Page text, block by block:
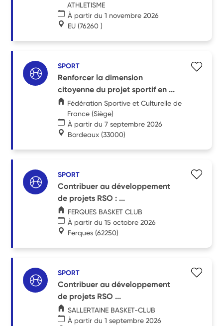
ATHLETISME
À partir du 1 novembre 2026
EU (76260 )
SPORT
Renforcer la dimension
citoyenne du projet sportif en ...
Fédération Sportive et Culturelle de
France (Siège)
À partir du 7 septembre 2026
Bordeaux (33000)
SPORT
Contribuer au développement
de projets RSO : ...
FERQUES BASKET CLUB
À partir du 15 octobre 2026
Ferques (62250)
SPORT
Contribuer au développement
de projets RSO ...
SALLERTAINE BASKET-CLUB
À partir du 1 septembre 2026